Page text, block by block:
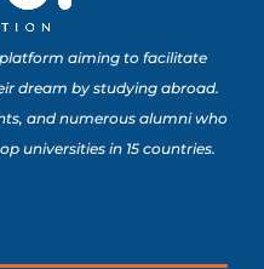
aiming to facilitate
dream by studying abroad.
and numerous alumni who
universities in 15 countries.